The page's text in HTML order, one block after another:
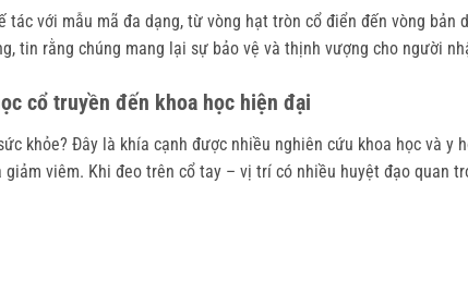
tác với mẫu mã đa dạng, từ vòng hạt tròn cổ điển đến vòng
tin rằng chúng mang lại sự bảo vệ và thịnh vượng cho người
cổ truyền đến khoa học hiện đại
khỏe? Đây là khía cạnh được nhiều nghiên cứu khoa học và
viêm. Khi đeo trên cổ tay – vị trí có nhiều huyệt đạo quan